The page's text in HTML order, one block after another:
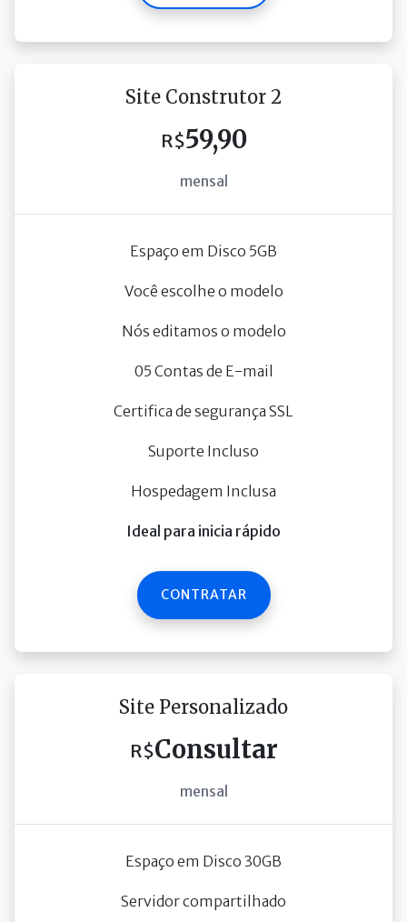
Site Construtor 2
R$59,90
mensal
Espaço em Disco 5GB
Você escolhe o modelo
Nós editamos o modelo
05 Contas de E-mail
Certifica de segurança SSL
Suporte Incluso
Hospedagem Inclusa
Ideal para inicia rápido
CONTRATAR
Site Personalizado
R$Consultar
mensal
Espaço em Disco 30GB
Servidor compartilhado